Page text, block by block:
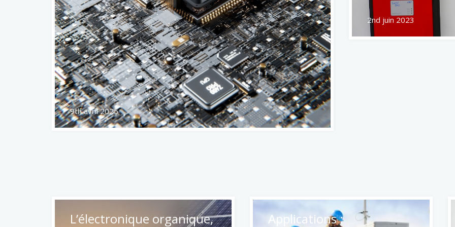
2nd juin 2023
L’électronique organique,
Applications :